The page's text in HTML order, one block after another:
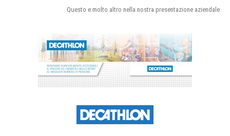
Questo e molto altro nella nostra presentazione aziendale